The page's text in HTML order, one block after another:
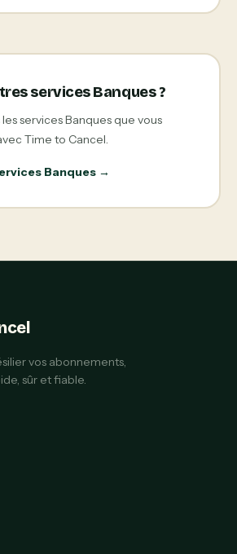
services Banques ?
services Banques que vous
Time to Cancel.
Banques →
vos abonnements,
sûr et fiable.